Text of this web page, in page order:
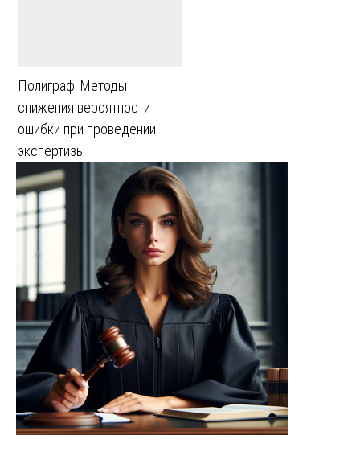
Полиграф: Методы
снижения вероятности
ошибки при проведении
экспертизы